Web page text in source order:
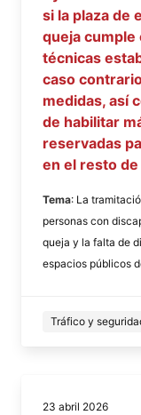
si la plaza de
queja cumple
técnicas
caso
medidas, así
de habilitar
reservadas
en el resto de
Tema: La
personas con
queja y la falta de
espacios públicos
Tráfico y
23 abril 2026